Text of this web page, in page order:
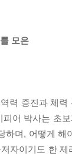
모은
력 증진과 체
어 박사는 초
하며, 어떻게
자이기도 한